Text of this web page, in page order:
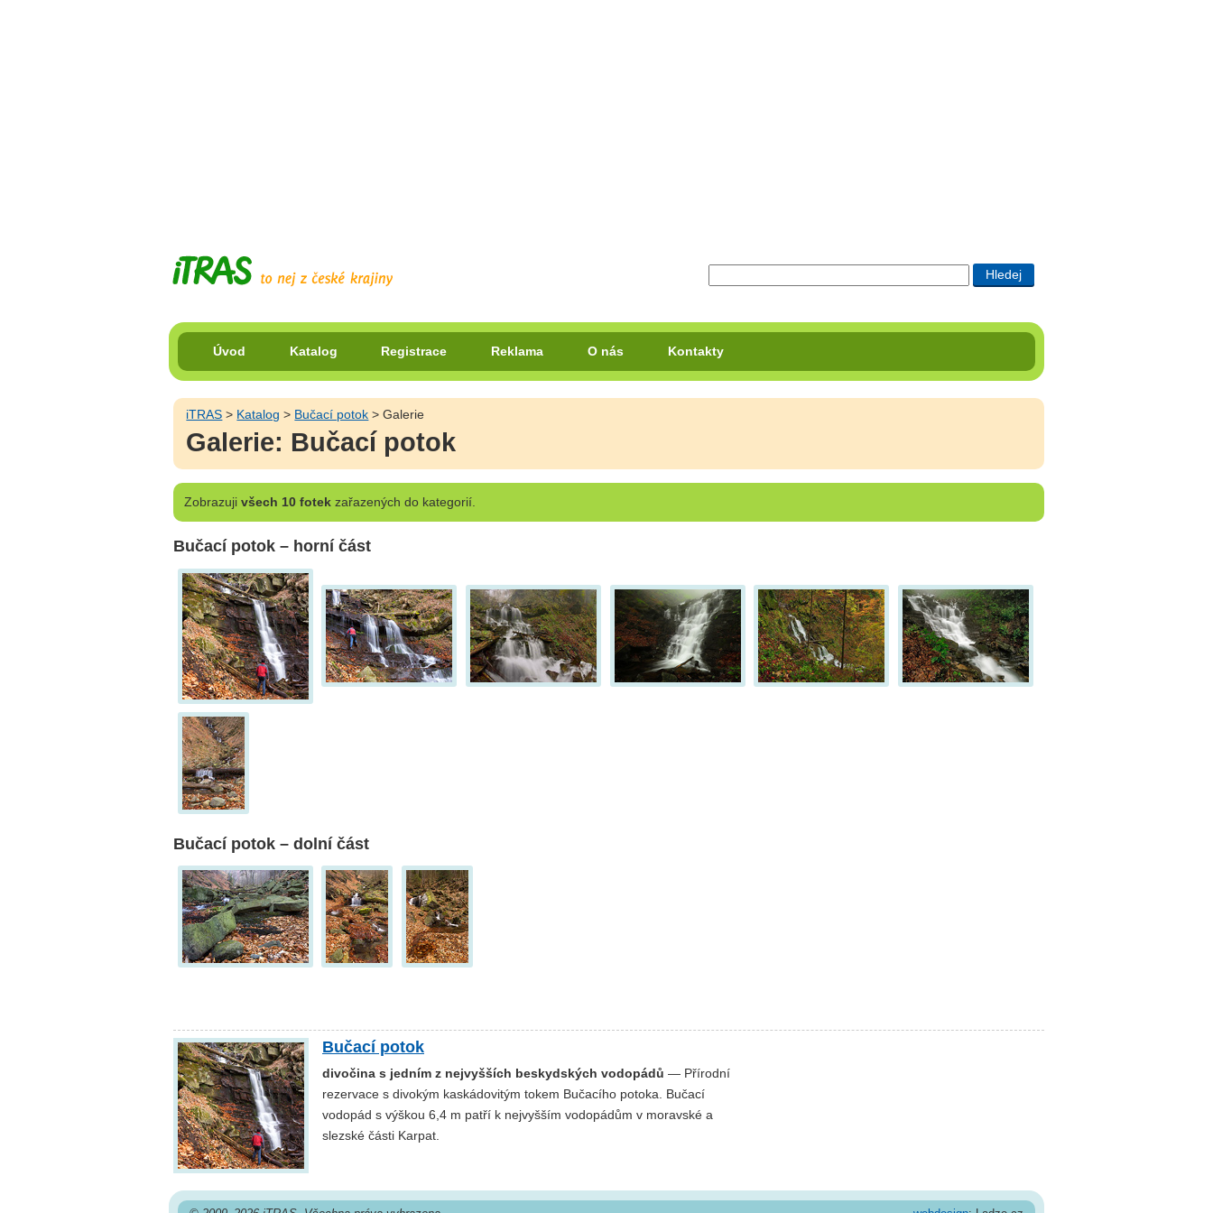
Úvod Katalog Registrace Reklama O nás Kontakty
iTRAS > Katalog > Bučací potok > Galerie
Galerie: Bučací potok
Zobrazuji všech 10 fotekzařazených do kategorií.
Bučací potok – horní část
Bučací potok – dolní část
Bučací potok
divočina s jedním z nejvyšších beskydských vodopádů — Přírodní
rezervace s divokým kaskádovitým tokem Bučacího potoka. Bučací
vodopád s výškou 6,4 m patří k nejvyšším vodopádům v moravské a
slezské části Karpat.